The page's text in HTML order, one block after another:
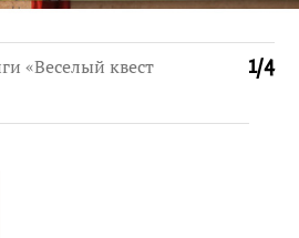
1/4
«Веселый квест